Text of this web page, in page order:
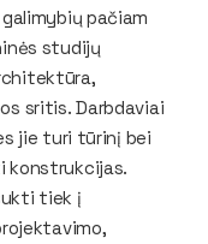
pačiam
studijų
sritis. Darbdaviai
jie turi tūrinį bei
konstrukcijas.
tiek į